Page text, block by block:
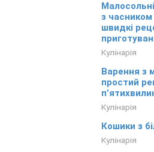
з
швидкі
Кулінарія
Варення з
простий
Кулінарія
Кошики з
Кулінарія